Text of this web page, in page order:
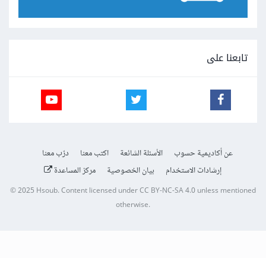
تابعنا على
عن أكاديمية حسوب الأسئلة الشائعة اكتب معنا
درّب معنا
إرشادات الاستخدام
بيان الخصوصية مركز المساعدة
© 2025 Hsoub.Content licensed underCC BY-NC-SA 4.0unless mentioned
otherwise.